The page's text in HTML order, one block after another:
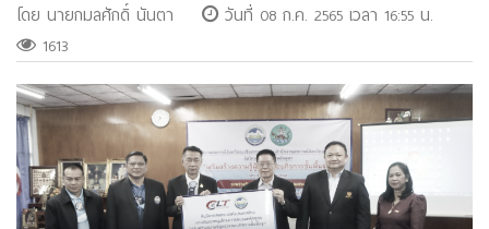
โดย นายกมลศักดิ์ นันตา
วันที่ 08 ก.ค. 2565 เวลา 16:55 น.
1613